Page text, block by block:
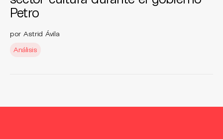
Petro
por Astrid Ávila
Análisis